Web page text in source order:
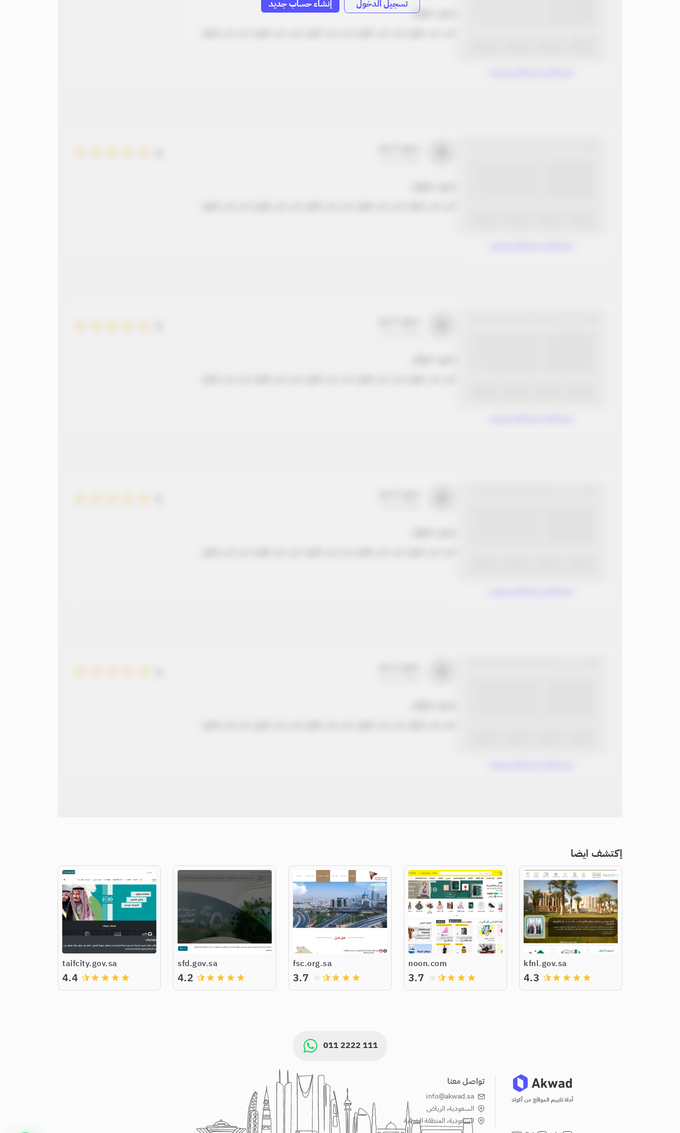
بدون عنوان
تسجيل الدخول إنشاء حساب جديد
إكتشف ايضا
kfnl.gov.sa
grade
grade
grade
grade
4.3
noon.com
grade
grade
grade
3.7
fsc.org.sa
grade
grade
grade
3.7
sfd.gov.sa
grade
grade
grade
grade
4.2
taifcity.gov.sa
grade
grade
grade
grade
4.4
011 2222 111
أداة تقييم المواقع من أكواد
تواصل معنا
info@akwad.sa
السعودية، الرياض
السعودية، المنطقة الشرقية